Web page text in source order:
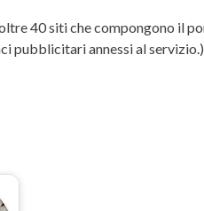
40 siti che compongono il
pubblicitari annessi al servizio.)